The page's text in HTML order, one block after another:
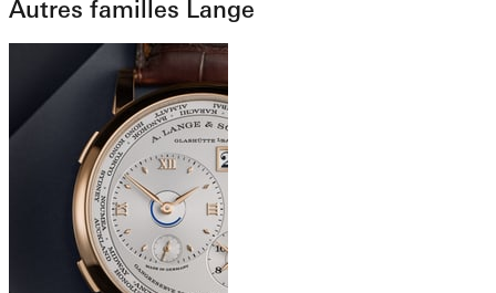
Autres familles Lange